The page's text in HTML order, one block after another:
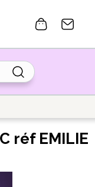
réf EMILIE